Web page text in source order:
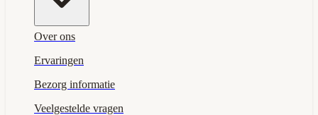
Over ons
Ervaringen
Bezorg informatie
Veelgestelde vragen